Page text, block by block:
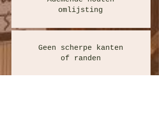
omlijsting
Geen scherpe kanten
of randen